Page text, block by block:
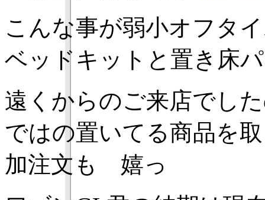
こんな事が弱小オフタ
ベッドキットと置き床
遠くからのご来店でし
ではの置いてる商品を
加注文も 嬉っ